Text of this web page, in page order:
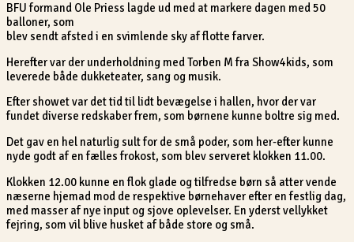
BFU formand Ole Priess lagde ud med at markere dagen med 50
balloner, som
blev sendt afsted i en svimlende sky af flotte farver.
Herefter var der underholdning med Torben M fra Show4kids, som
leverede både dukketeater, sang og musik.
Efter showet var det tid til lidt bevægelse i hallen, hvor der var
fundet diverse redskaber frem, som børnene kunne boltre sig med.
Det gav en hel naturlig sult for de små poder, som her-efter kunne
nyde godt af en fælles frokost, som blev serveret klokken 11.00.
Klokken 12.00 kunne en flok glade og tilfredse børn så atter vende
næserne hjemad mod de respektive børnehaver efter en festlig dag,
med masser af nye input og sjove oplevelser. En yderst vellykket
fejring, som vil blive husket af både store og små.